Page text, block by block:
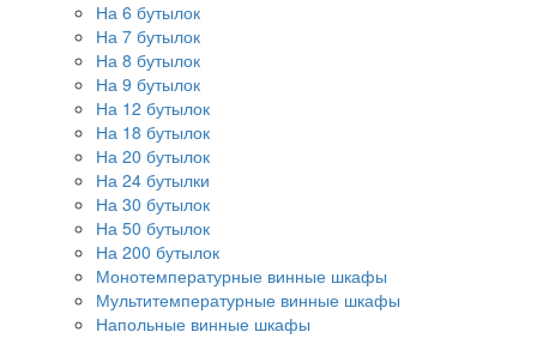
На 6 бутылок
На 7 бутылок
На 8 бутылок
На 9 бутылок
На 12 бутылок
На 18 бутылок
На 20 бутылок
На 24 бутылки
На 30 бутылок
На 50 бутылок
На 200 бутылок
Монотемпературные винные шкафы
Мультитемпературные винные шкафы
Напольные винные шкафы